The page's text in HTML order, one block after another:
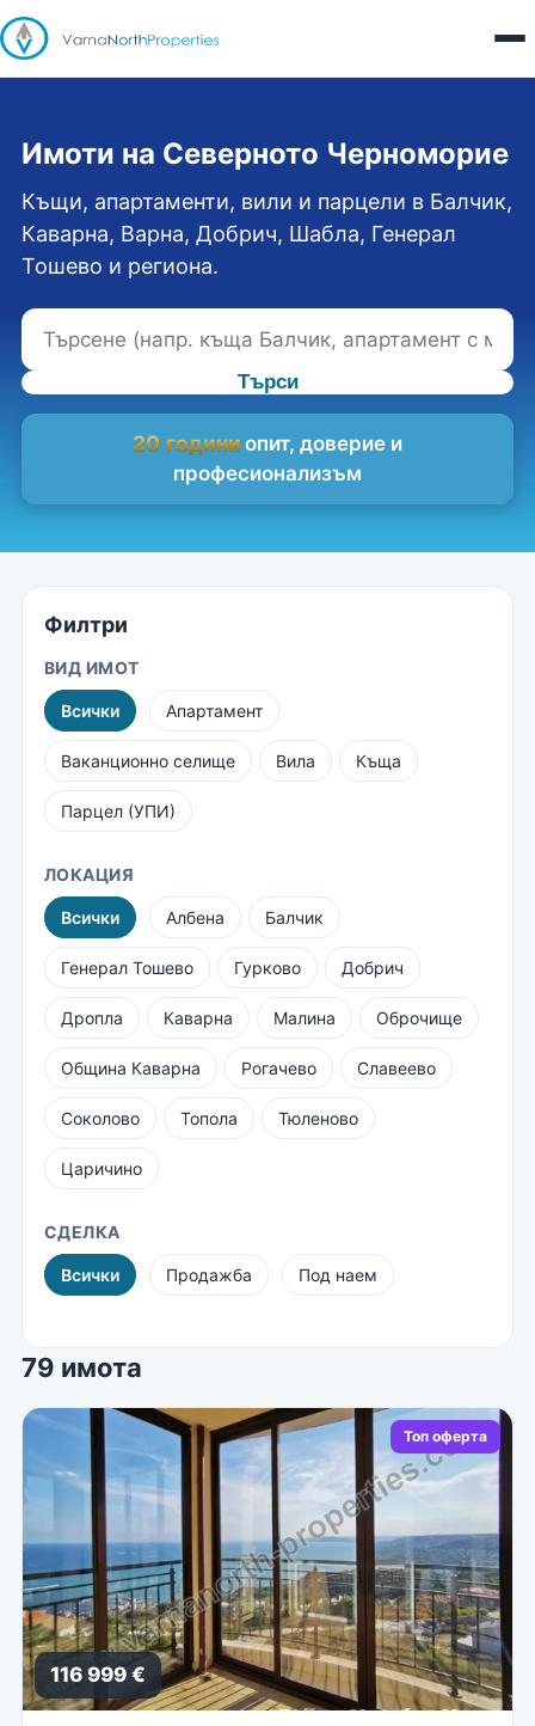
Имоти на Северното Черноморие
Къщи, апартаменти, вили и парцели в Балчик,
Каварна, Варна, Добрич, Шабла, Генерал
Тошево и региона.
Търси
20 години опит, доверие и
професионализъм
Филтри
ВИД ИМОТ
Всички Апартамент
Ваканционно селище Вила Къща
Парцел (УПИ)
ЛОКАЦИЯ
Всички Албена Балчик
Генерал Тошево Гурково Добрич
Дропла Каварна Малина Оброчище
Община Каварна Рогачево Славеево
Соколово Топола Тюленово
Царичино
СДЕЛКА
Всички Продажба Под наем
79 имота
Топ оферта
116 999 €